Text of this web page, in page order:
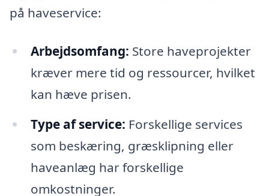
på haveservice:
Arbejdsomfang: Store haveprojekter
kræver mere tid og ressourcer, hvilket
kan hæve prisen.
Type af service: Forskellige services
som beskæring, græsklipning eller
haveanlæg har forskellige
omkostninger.